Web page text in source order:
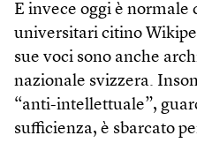
E invece oggi è normale
universitari citino
sue voci sono anche
nazionale svizzera.
“anti-intellettuale”,
sufficienza, è sbarcato